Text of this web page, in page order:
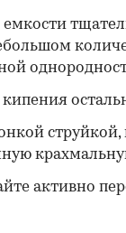
струйкой,
активно